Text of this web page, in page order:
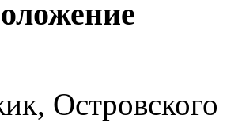
Островского